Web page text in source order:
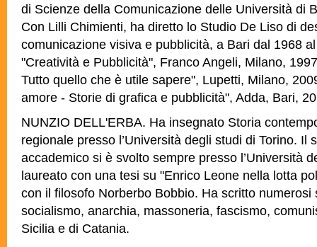
di Scienze della Comunicazione delle Università di
Con Lilli Chimienti, ha diretto lo Studio De Liso di
comunicazione visiva e pubblicità, a Bari dal 1968
"Creatività e Pubblicità", Franco Angeli, Milano,
Tutto quello che è utile sapere", Lupetti, Milano,
amore - Storie di grafica e pubblicità", Adda, Bari,
NUNZIO DELL'ERBA. Ha insegnato Storia
regionale presso l’Università degli studi di Torino. Il
accademico si è svolto sempre presso l’Università
laureato con una tesi su "Enrico Leone nella lotta
con il filosofo Norberbo Bobbio. Ha scritto numerosi
socialismo, anarchia, massoneria, fascismo,
Sicilia e di Catania.